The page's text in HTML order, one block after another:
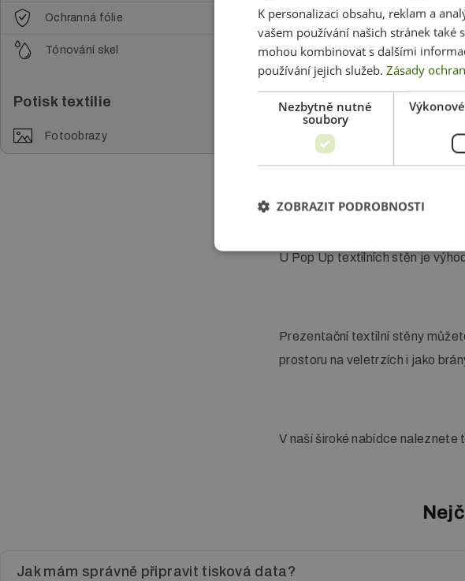
Ochranná fólie
Tónování skel
Potisk textilie
Fotoobrazy
měli k prezentačním textilním
Textílie je stejně jako
teplotu.
Konstrukce textilních stěn je
prezentační textilní stěny
U Pop Up textilních stěn je
Prezentační textilní stěny
prostoru na veletrzích i jako
V naší široké nabídce naleznete
Jak mám správně připravit tisková data?
K personalizaci obsahu, reklam a
vašem používání našich stránek
mohou kombinovat s dalšími
používání jejich služeb. Zásady
Nezbytně nutné
soubory
ZOBRAZIT PODROBNOSTI